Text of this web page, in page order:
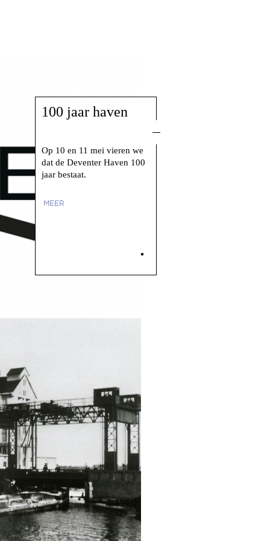
100 jaar haven
Op 10 en 11 mei vieren we
dat de Deventer Haven 100
jaar bestaat.
MEER